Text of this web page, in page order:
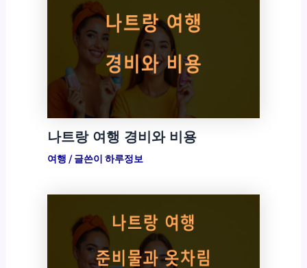
나트랑 여행 경비와 비용
여행 / 글쓴이 하루정보